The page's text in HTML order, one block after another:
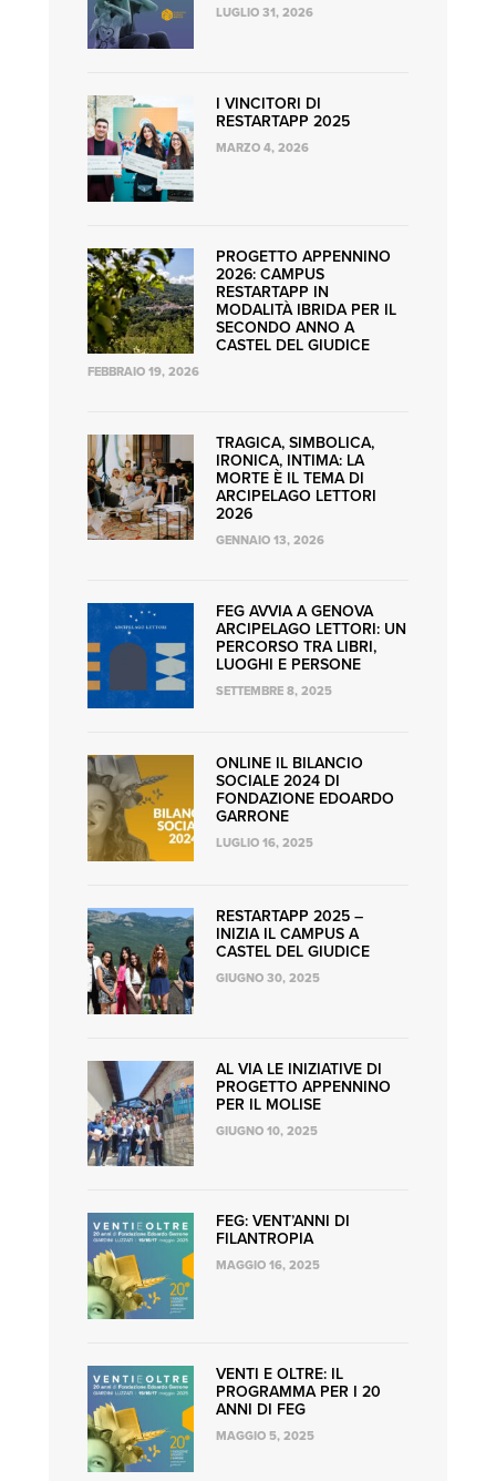
LUGLIO 31, 2026
I VINCITORI DI
RESTARTAPP 2025
MARZO 4, 2026
PROGETTO APPENNINO
2026: CAMPUS
RESTARTAPP IN
MODALITÀ IBRIDA PER IL
SECONDO ANNO A
CASTEL DEL GIUDICE
FEBBRAIO 19, 2026
TRAGICA, SIMBOLICA,
IRONICA, INTIMA: LA
MORTE È IL TEMA DI
ARCIPELAGO LETTORI
2026
GENNAIO 13, 2026
FEG AVVIA A GENOVA
ARCIPELAGO LETTORI: UN
PERCORSO TRA LIBRI,
LUOGHI E PERSONE
SETTEMBRE 8, 2025
ONLINE IL BILANCIO
SOCIALE 2024 DI
FONDAZIONE EDOARDO
GARRONE
LUGLIO 16, 2025
RESTARTAPP 2025 –
INIZIA IL CAMPUS A
CASTEL DEL GIUDICE
GIUGNO 30, 2025
AL VIA LE INIZIATIVE DI
PROGETTO APPENNINO
PER IL MOLISE
GIUGNO 10, 2025
FEG: VENT’ANNI DI
FILANTROPIA
MAGGIO 16, 2025
VENTI E OLTRE: IL
PROGRAMMA PER I 20
ANNI DI FEG
MAGGIO 5, 2025